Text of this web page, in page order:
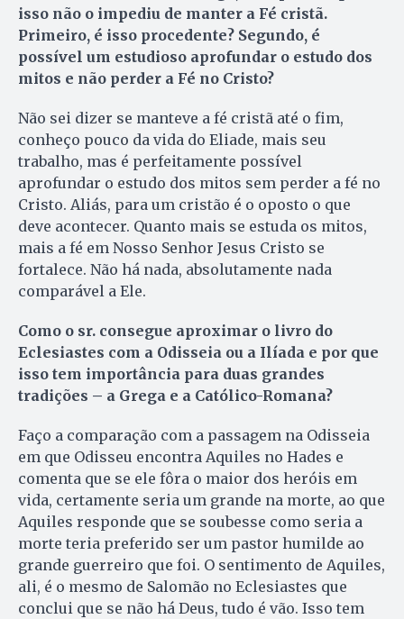
isso não o impediu de manter a Fé cristã.
Primeiro, é isso procedente? Segundo, é
possível um estudioso aprofundar o estudo dos
mitos e não perder a Fé no Cristo?
Não sei dizer se manteve a fé cristã até o fim,
conheço pouco da vida do Eliade, mais seu
trabalho, mas é perfeitamente possível
aprofundar o estudo dos mitos sem perder a fé no
Cristo. Aliás, para um cris­tão é o oposto o que
deve acontecer. Quanto mais se estuda os mitos,
mais a fé em Nosso Senhor Jesus Cris­to se
fortalece. Não há nada, ab­solutamente nada
comparável a Ele.
Como o sr. consegue aproximar o livro do
Eclesiastes com a Odis­seia ou a Ilíada e por que
isso tem im­por­tância para duas grandes
tradições – a Grega e a Católico-Romana?
Faço a comparação com a passagem na Odisseia
em que Odisseu encontra Aquiles no Hades e
comenta que se ele fôra o maior dos heróis em
vida, certamente seria um grande na morte, ao que
Aquiles responde que se soubesse como seria a
morte teria preferido ser um pastor humilde ao
grande guerreiro que foi. O sentimento de Aquiles,
ali, é o mesmo de Salomão no Eclesiastes que
conclui que se não há Deus, tudo é vão. Isso tem